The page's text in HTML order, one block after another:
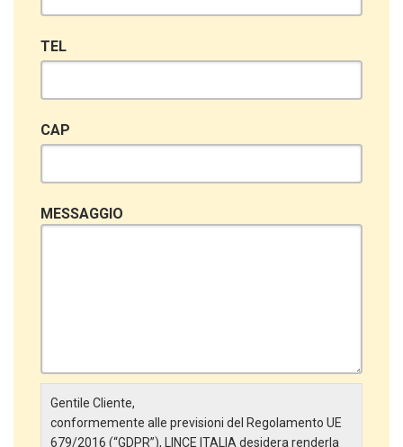
TEL
CAP
MESSAGGIO
Gentile Cliente,
conformemente alle previsioni del Regolamento UE
679/2016 (“GDPR”), LINCE ITALIA desidera renderla